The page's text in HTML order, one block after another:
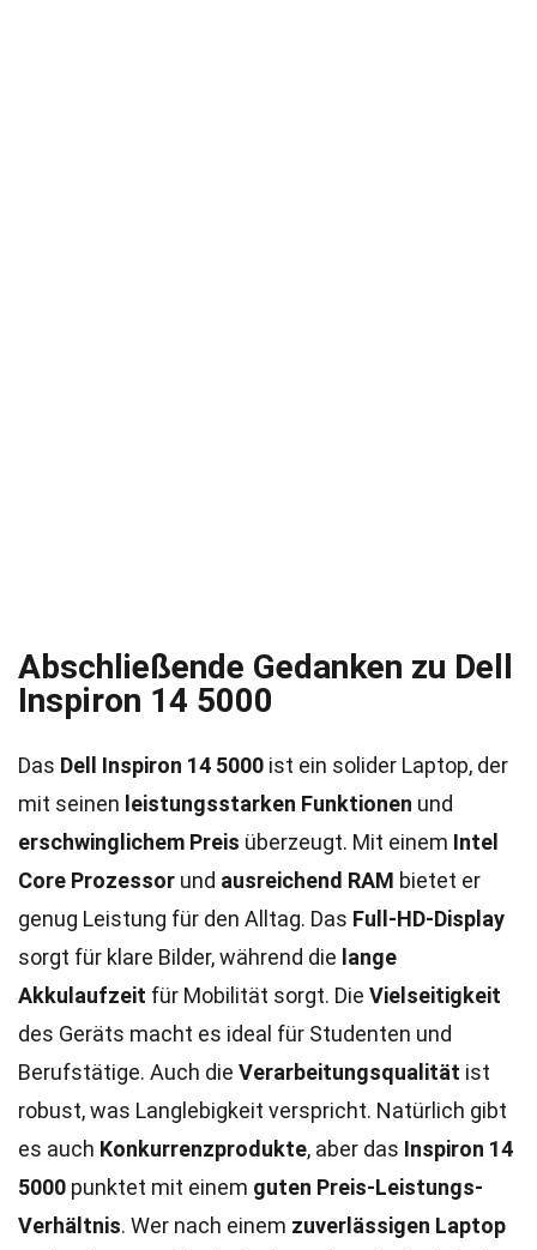
Abschließende Gedanken zu Dell
Inspiron 14 5000
Das Dell Inspiron 14 5000 ist ein solider Laptop, der
mit seinen leistungsstarken Funktionen und
erschwinglichem Preis überzeugt. Mit einem Intel
Core Prozessor und ausreichend RAM bietet er
genug Leistung für den Alltag. Das Full-HD-Display
sorgt für klare Bilder, während die lange
Akkulaufzeit für Mobilität sorgt. Die Vielseitigkeit
des Geräts macht es ideal für Studenten und
Berufstätige. Auch die Verarbeitungsqualität ist
robust, was Langlebigkeit verspricht. Natürlich gibt
es auch Konkurrenzprodukte, aber das Inspiron 14
5000 punktet mit einem guten Preis-Leistungs-
Verhältnis. Wer nach einem zuverlässigen Laptop